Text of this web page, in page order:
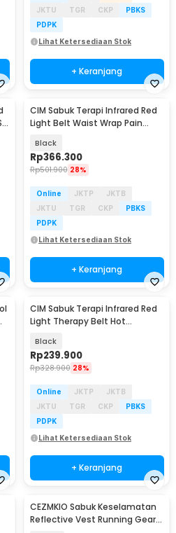
JKTU
TGR CKP
PBKS
PDPK
Lihat Ketersediaan Stok
+ Keranjang
CIM Sabuk Terapi Infrared Red
Light Belt Waist Wrap Pain
Black
Rp366.300
Rp501.900 28%
Online JKTP
JKTB
JKTU
TGR CKP
PBKS
PDPK
Lihat Ketersediaan Stok
+ Keranjang
CIM Sabuk Terapi Infrared Red
Light Therapy Belt Hot
Black
Rp239.900
Rp328.900 28%
Online JKTP
JKTB
JKTU
TGR CKP
PBKS
PDPK
Lihat Ketersediaan Stok
+ Keranjang
CEZMKIO Sabuk Keselamatan
Reflective Vest Running Gear